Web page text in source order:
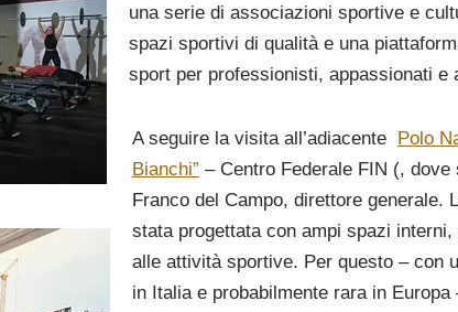
una serie di associazioni sportive e
spazi sportivi di qualità e una
sport per professionisti, appassionati e
A seguire la visita all’adiacente Polo
Bianchi” – Centro Federale FIN (,
Franco del Campo, direttore generale.
stata progettata con ampi spazi interni,
alle attività sportive. Per questo – con
in Italia e probabilmente rara in Europa